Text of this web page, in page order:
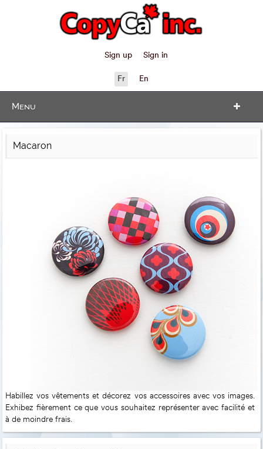
Sign up Sign in
Fr En
Menu
Macaron
Habillez vos vêtements et décorez vos accessoires avec vos images.
Exhibez fièrement ce que vous souhaitez représenter avec facilité et
à de moindre frais.